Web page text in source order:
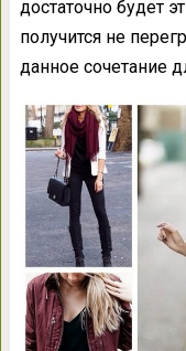
достаточно будет
получится не
данное сочетание